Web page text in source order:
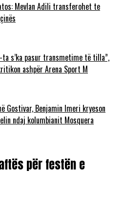
Mevlan Adili transferohet te
s’ka pasur transmetime të tilla”,
ashpër Arena Sport M
Gostivar, Benjamin Imeri kryeson
ndaj kolumbianit Mosquera
për festën e